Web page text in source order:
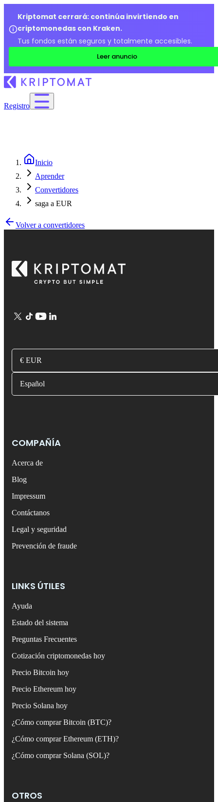
Kriptomat cerrará: continúa invirtiendo en
criptomonedas con Kraken.
Tus fondos están seguros y totalmente accesibles.
Leer anuncio
Registro
Inicio
Aprender
Convertidores
saga a EUR
Volver a convertidores
€ EUR
Español
COMPAÑÍA
Acerca de
Blog
Impressum
Contáctanos
Legal y seguridad
Prevención de fraude
LINKS ÚTILES
Ayuda
Estado del sistema
Preguntas Frecuentes
Cotización criptomonedas hoy
Precio Bitcoin hoy
Precio Ethereum hoy
Precio Solana hoy
¿Cómo comprar Bitcoin (BTC)?
¿Cómo comprar Ethereum (ETH)?
¿Cómo comprar Solana (SOL)?
OTROS